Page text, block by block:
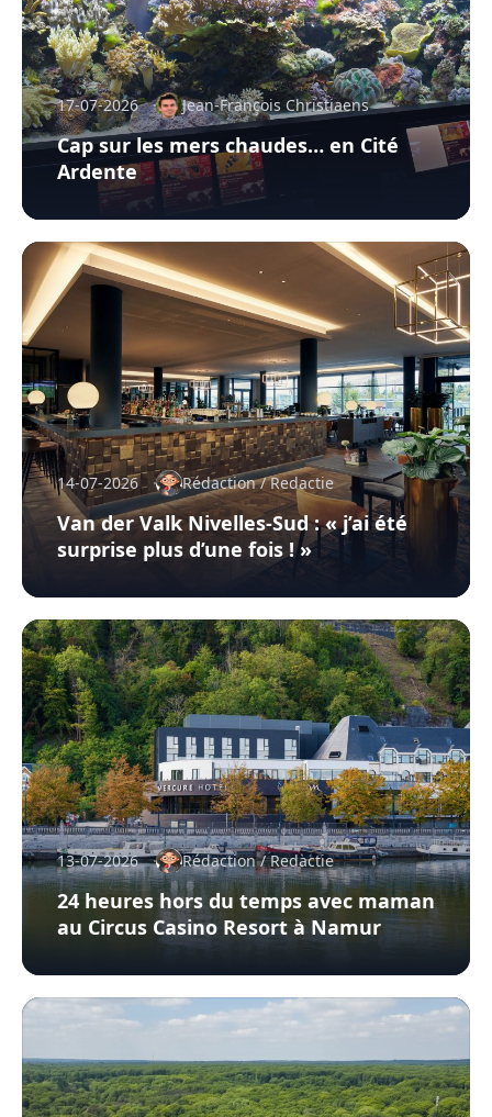
17-07-2026 Jean-François Christiaens
Cap sur les mers chaudes… en Cité
Ardente
14-07-2026 Rédaction / Redactie
Van der Valk Nivelles-Sud : « j’ai été
surprise plus d’une fois ! »
13-07-2026 Rédaction / Redactie
24 heures hors du temps avec maman
au Circus Casino Resort à Namur